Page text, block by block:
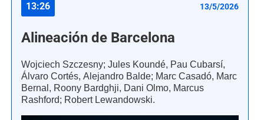
13:26 13/5/2026
Alineación de Barcelona
Wojciech Szczesny; Jules Koundé, Pau Cubarsí,
Álvaro Cortés, Alejandro Balde; Marc Casadó, Marc
Bernal, Roony Bardghji, Dani Olmo, Marcus
Rashford; Robert Lewandowski.